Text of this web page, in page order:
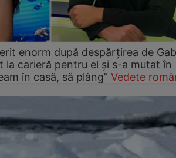
enorm după despărțirea de
la carieră pentru el și s-a mutat în
în casă, să plâng” Vedete